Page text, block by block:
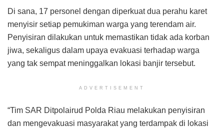
Di sana, 17 personel dengan diperkuat dua perahu karet
menyisir setiap pemukiman warga yang terendam air.
Penyisiran dilakukan untuk memastikan tidak ada korban
jiwa, sekaligus dalam upaya evakuasi terhadap warga
yang tak sempat meninggalkan lokasi banjir tersebut.
ADVERTISEMENT
“Tim SAR Ditpolairud Polda Riau melakukan penyisiran
dan mengevakuasi masyarakat yang terdampak di lokasi